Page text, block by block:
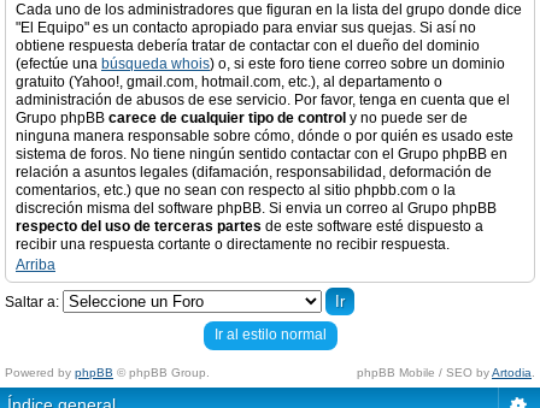
Cada uno de los administradores que figuran en la lista del grupo donde dice
"El Equipo" es un contacto apropiado para enviar sus quejas. Si así no
obtiene respuesta debería tratar de contactar con el dueño del dominio
(efectúe una búsqueda whois) o, si este foro tiene correo sobre un dominio
gratuito (Yahoo!, gmail.com, hotmail.com, etc.), al departamento o
administración de abusos de ese servicio. Por favor, tenga en cuenta que el
Grupo phpBB carece de cualquier tipo de control y no puede ser de
ninguna manera responsable sobre cómo, dónde o por quién es usado este
sistema de foros. No tiene ningún sentido contactar con el Grupo phpBB en
relación a asuntos legales (difamación, responsabilidad, deformación de
comentarios, etc.) que no sean con respecto al sitio phpbb.com o la
discreción misma del software phpBB. Si envia un correo al Grupo phpBB
respecto del uso de terceras partes de este software esté dispuesto a
recibir una respuesta cortante o directamente no recibir respuesta.
Arriba
Saltar a:
Ir al estilo normal
Powered by phpBB © phpBB Group. phpBB Mobile / SEO byArtodia